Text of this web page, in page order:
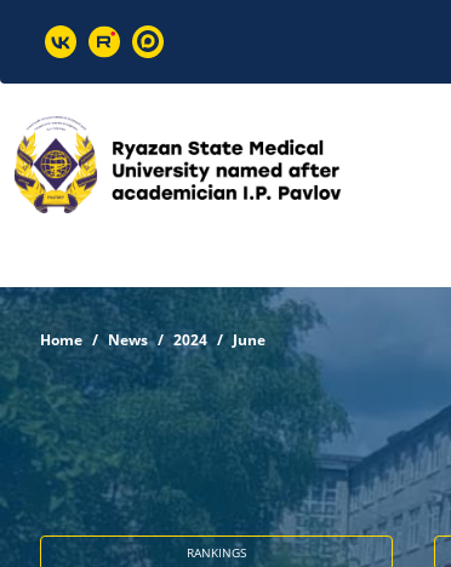
Home News 2024 June
RANKINGS